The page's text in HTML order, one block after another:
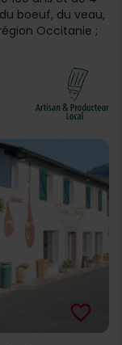
boeuf, du veau,
Occitanie ;
favorite_border